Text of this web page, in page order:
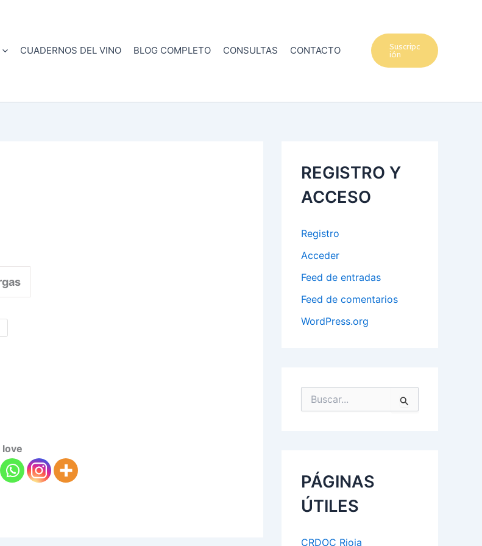
CUADERNOS DEL VINO BLOG COMPLETO CONSULTAS CONTACTO
Suscripc
ión
love
REGISTRO Y
ACCESO
Registro
Acceder
Feed de entradas
Feed de comentarios
WordPress.org
o
r
:
PÁGINAS
ÚTILES
CRDOC Rioja